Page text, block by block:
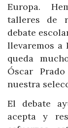
Europa.
talleres de
debate
llevaremos a
queda
Óscar
nuestra
El debate
acepta y